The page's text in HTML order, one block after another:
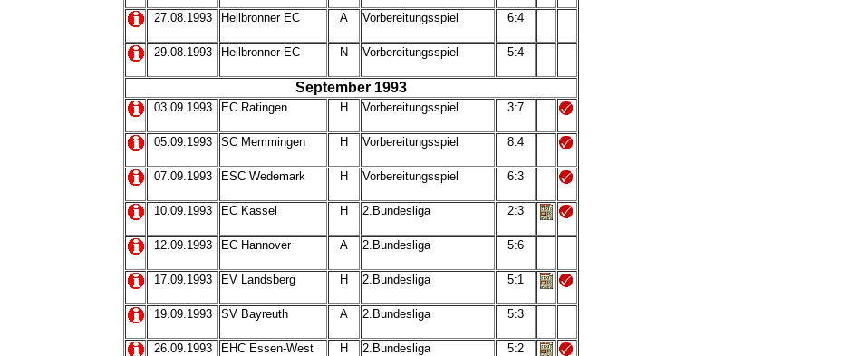
27.08.1993 Heilbronner EC A Vorbereitungsspiel 6:4
29.08.1993 Heilbronner EC N Vorbereitungsspiel 5:4
September 1993
03.09.1993 EC Ratingen H Vorbereitungsspiel 3:7
05.09.1993 SC Memmingen H Vorbereitungsspiel 8:4
07.09.1993 ESC Wedemark H Vorbereitungsspiel 6:3
10.09.1993 EC Kassel H 2.Bundesliga 2:3
12.09.1993 EC Hannover A 2.Bundesliga 5:6
17.09.1993 EV Landsberg H 2.Bundesliga 5:1
19.09.1993 SV Bayreuth A 2.Bundesliga 5:3
26.09.1993 EHC Essen-West H 2.Bundesliga 5:2